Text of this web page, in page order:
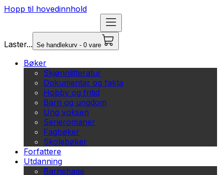
Hopp til hovedinnhold
Laster... Se handlekurv - 0 vare
Bøker
Skjønnlitteratur
Dokumentar og fakta
Hobby og fritid
Barn og ungdom
Ung voksen
Serieromaner
Fagbøker
Skolebøker
Forfattere
Utdanning
Barnehage